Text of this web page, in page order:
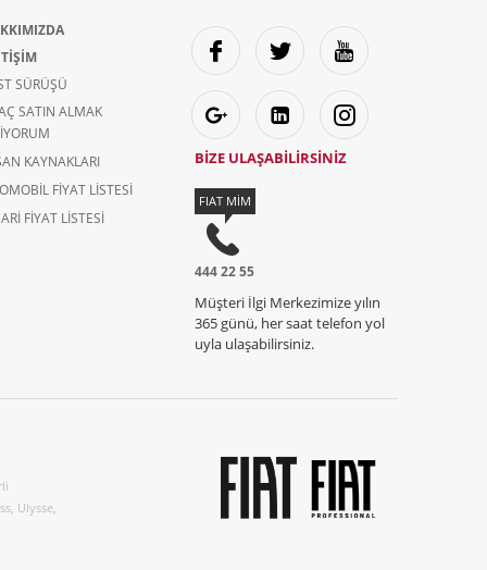
SÜRÜŞÜ
SATIN ALMAK
KAYNAKLARI
FIYAT LISTESI
FIYAT LISTESI
BİZE ULAŞABİLİRSİNİZ
FIAT MİM
444 22 55
Müşteri İlgi Merkezimize yılın
365 günü, her saat telefon yol
uyla ulaşabilirsiniz.
Ulysse,